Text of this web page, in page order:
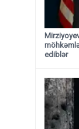
ediblər